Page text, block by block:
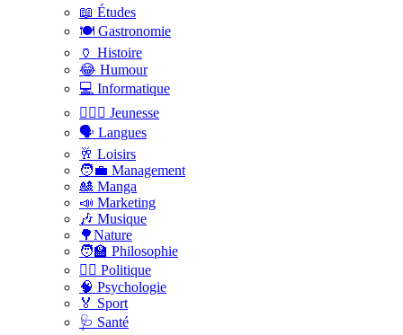
📖 Études
🍽️ Gastronomie
🏺 Histoire
😂 Humour
💻 Informatique
🤸🏽‍♀️ Jeunesse
🗣 Langues
🥂 Loisirs
🧑‍💼 Management
🎎 Manga
📣 Marketing
🎶 Musique
🌳Nature
🧑‍🏫 Philosophie
👨‍⚖️ Politique
🧠 Psychologie
🏅 Sport
🩺 Santé